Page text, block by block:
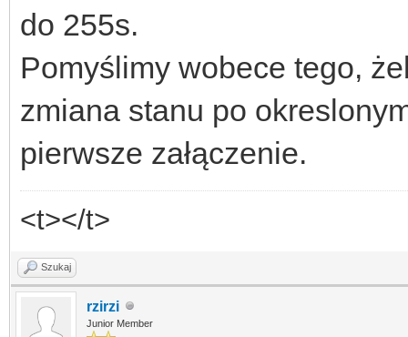
do 255s.
Pomyślimy wobece tego,
zmiana stanu po
pierwsze załączenie.
<t></t>
Szukaj
rzirzi
Junior Member